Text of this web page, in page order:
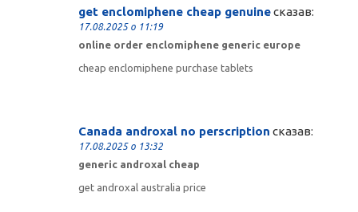
get enclomiphene cheap genuineсказав:
17.08.2025 о 11:19
online order enclomiphene generic europe
cheap enclomiphene purchase tablets
Canada androxal no perscription сказав:
17.08.2025 о 13:32
generic androxal cheap
get androxal australia price